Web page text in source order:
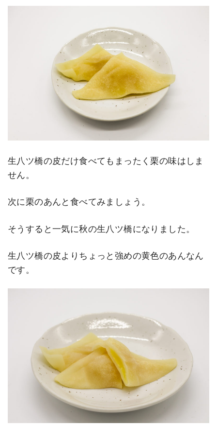
生八ツ橋の皮だけ食べてもまったく栗の味はしま
せん。
次に栗のあんと食べてみましょう。
そうすると一気に秋の生八ツ橋になりました。
生八ツ橋の皮よりちょっと強めの黄色のあんなん
です。